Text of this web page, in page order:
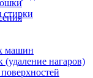
стирки
машин
(удаление нагаров)